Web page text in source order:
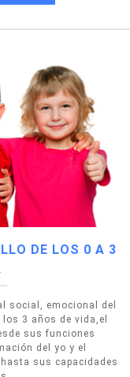
DE LOS 0 A 3
social, emocional del
3 años de vida,el
sus funciones
del yo y el
sus capacidades